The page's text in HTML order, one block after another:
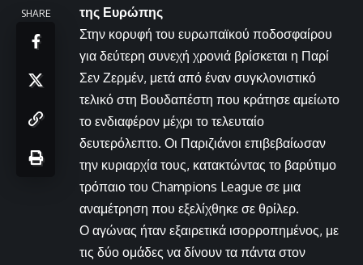
SHARE
της Ευρώπης
Στην κορυφή του ευρωπαϊκού ποδοσφαίρου
για δεύτερη συνεχή χρονιά βρίσκεται η Παρί
Σεν Ζερμέν, μετά από έναν συγκλονιστικό
τελικό στη Βουδαπέστη που κράτησε αμείωτο
το ενδιαφέρον μέχρι το τελευταίο
δευτερόλεπτο. Οι Παριζιάνοι επιβεβαίωσαν
την κυριαρχία τους, κατακτώντας το βαρύτιμο
τρόπαιο του Champions League σε μια
αναμέτρηση που εξελίχθηκε σε θρίλερ.
Ο αγώνας ήταν εξαιρετικά ισορροπημένος, με
τις δύο ομάδες να δίνουν τα πάντα στον